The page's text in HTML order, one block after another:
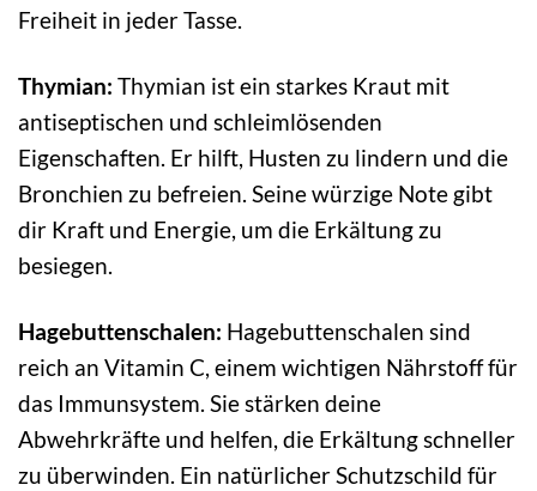
Freiheit in jeder Tasse.
Thymian: Thymian ist ein starkes Kraut mit
antiseptischen und schleimlösenden
Eigenschaften. Er hilft, Husten zu lindern und die
Bronchien zu befreien. Seine würzige Note gibt
dir Kraft und Energie, um die Erkältung zu
besiegen.
Hagebuttenschalen: Hagebuttenschalen sind
reich an Vitamin C, einem wichtigen Nährstoff für
das Immunsystem. Sie stärken deine
Abwehrkräfte und helfen, die Erkältung schneller
zu überwinden. Ein natürlicher Schutzschild für